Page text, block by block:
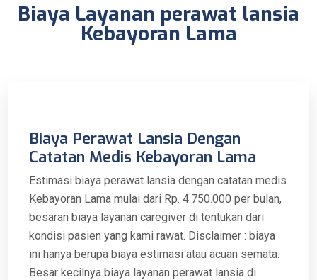
Biaya Layanan perawat lansia
Kebayoran Lama
Biaya Perawat Lansia Dengan
Catatan Medis Kebayoran Lama
Estimasi biaya perawat lansia dengan catatan medis
Kebayoran Lama mulai dari Rp. 4.750.000 per bulan,
besaran biaya layanan caregiver di tentukan dari
kondisi pasien yang kami rawat. Disclaimer : biaya
ini hanya berupa biaya estimasi atau acuan semata.
Besar kecilnya biaya layanan perawat lansia di